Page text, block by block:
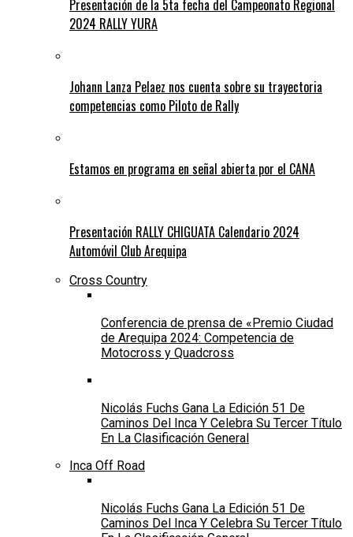
Presentación de la 5ta fecha del Campeonato Regional
2024 RALLY YURA
Johann Lanza Pelaez nos cuenta sobre su trayectoria
competencias como Piloto de Rally
Estamos en programa en señal abierta por el CANA
Presentación RALLY CHIGUATA Calendario 2024
Automóvil Club Arequipa
Cross Country
Conferencia de prensa de «Premio Ciudad
de Arequipa 2024: Competencia de
Motocross y Quadcross
Nicolás Fuchs Gana La Edición 51 De
Caminos Del Inca Y Celebra Su Tercer Título
En La Clasificación General
Inca Off Road
Nicolás Fuchs Gana La Edición 51 De
Caminos Del Inca Y Celebra Su Tercer Título